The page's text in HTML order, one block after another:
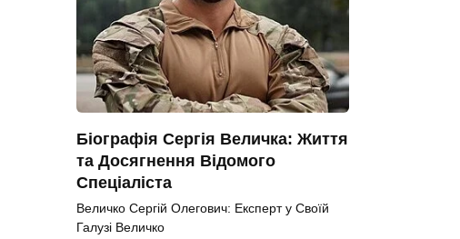
Біографія Сергія Величка: Життя
та Досягнення Відомого
Спеціаліста
Величко Сергій Олегович: Експерт у Своїй
Галузі Величко